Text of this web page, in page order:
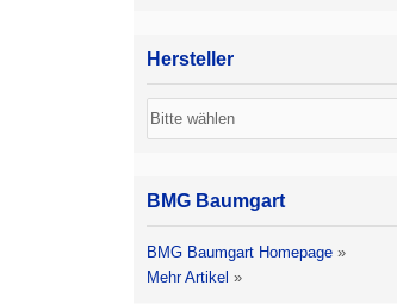
Hersteller
BMG Baumgart
BMG Baumgart Homepage »
Mehr Artikel »